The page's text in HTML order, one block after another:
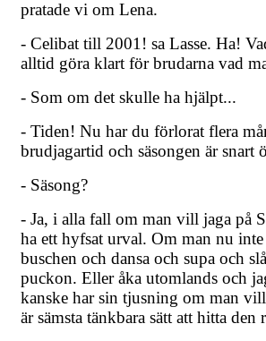
pratade vi om Lena.
- Celibat till 2001! sa Lasse. Ha!
alltid göra klart för brudarna vad
- Som om det skulle ha hjälpt...
- Tiden! Nu har du förlorat flera
brudjagartid och säsongen är snart
- Säsong?
- Ja, i alla fall om man vill jaga på
ha ett hyfsat urval. Om man nu
buschen och dansa och supa och
puckon. Eller åka utomlands och
kanske har sin tjusning om man
är sämsta tänkbara sätt att hitta den